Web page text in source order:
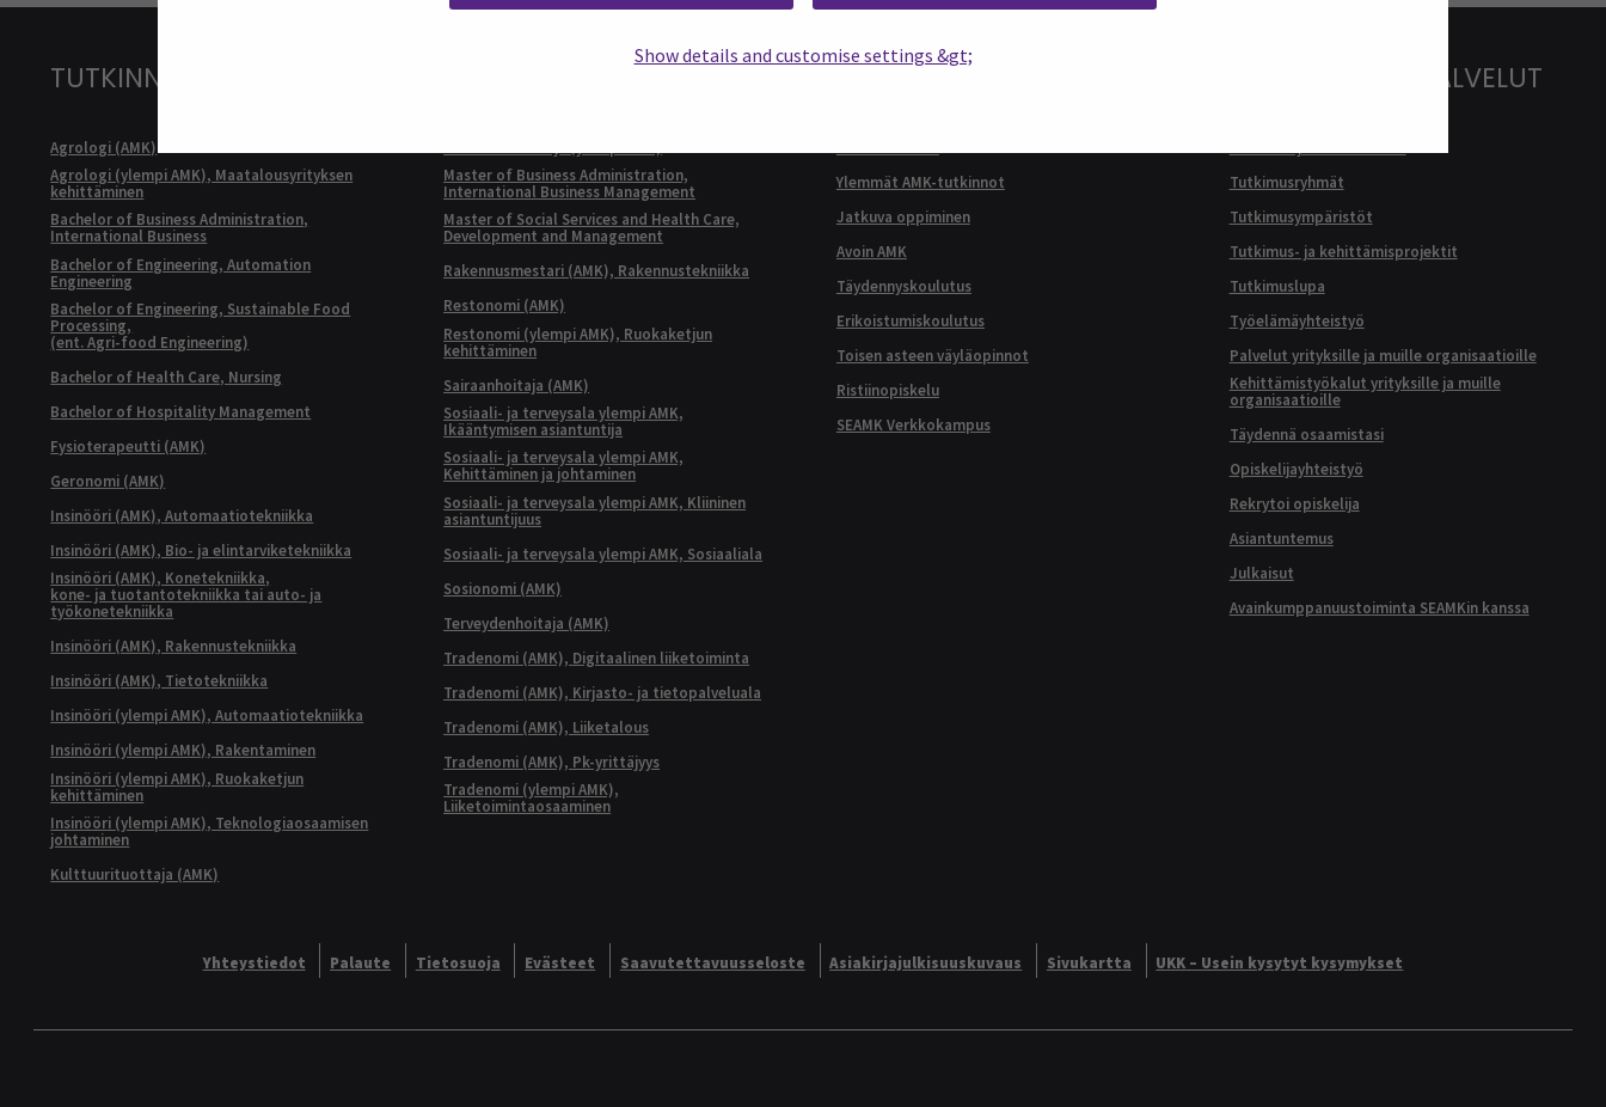
Show details and customise settings &gt;
TUTKINNOT
Agrologi (AMK)
Agrologi (ylempi AMK), Maatalousyrityksen
kehittäminen
Bachelor of Business Administration,
International Business
Bachelor of Engineering, Automation
Engineering
Bachelor of Engineering, Sustainable Food
Processing,
(ent. Agri-food Engineering)
Bachelor of Health Care, Nursing
Bachelor of Hospitality Management
Fysioterapeutti (AMK)
Geronomi (AMK)
Insinööri (AMK), Automaatiotekniikka
Insinööri (AMK), Bio- ja elintarviketekniikka
Insinööri (AMK), Konetekniikka,
kone- ja tuotantotekniikka tai auto- ja
työkonetekniikka
Insinööri (AMK), Rakennustekniikka
Insinööri (AMK), Tietotekniikka
Insinööri (ylempi AMK), Automaatiotekniikka
Insinööri (ylempi AMK), Rakentaminen
Insinööri (ylempi AMK), Ruokaketjun
kehittäminen
Insinööri (ylempi AMK), Teknologiaosaamisen
johtaminen
Kulttuurituottaja (AMK)
Master of Business Administration,
International Business Management
Master of Social Services and Health Care,
Development and Management
Rakennusmestari (AMK), Rakennustekniikka
Restonomi (AMK)
Restonomi (ylempi AMK), Ruokaketjun
kehittäminen
Sairaanhoitaja (AMK)
Sosiaali- ja terveysala ylempi AMK,
Ikääntymisen asiantuntija
Sosiaali- ja terveysala ylempi AMK,
Kehittäminen ja johtaminen
Sosiaali- ja terveysala ylempi AMK, Kliininen
asiantuntijuus
Sosiaali- ja terveysala ylempi AMK, Sosiaaliala
Sosionomi (AMK)
Terveydenhoitaja (AMK)
Tradenomi (AMK), Digitaalinen liiketoiminta
Tradenomi (AMK), Kirjasto- ja tietopalveluala
Tradenomi (AMK), Liiketalous
Tradenomi (AMK), Pk-yrittäjyys
Tradenomi (ylempi AMK),
Liiketoimintaosaaminen
KOULUTUKSET
Ylemmät AMK-tutkinnot
Jatkuva oppiminen
Avoin AMK
Täydennyskoulutus
Erikoistumiskoulutus
Toisen asteen väyläopinnot
Ristiinopiskelu
SEAMK Verkkokampus
TKI- JA YRITYSPALVELUT
Tutkimusryhmät
Tutkimusympäristöt
Tutkimus- ja kehittämisprojektit
Tutkimuslupa
Työelämäyhteistyö
Palvelut yrityksille ja muille organisaatioille
Kehittämistyökalut yrityksille ja muille
organisaatioille
Täydennä osaamistasi
Opiskelijayhteistyö
Rekrytoi opiskelija
Asiantuntemus
Julkaisut
Avainkumppanuustoiminta SEAMKin kanssa
Yhteystiedot Palaute Tietosuoja Evästeet Saavutettavuusseloste Asiakirjajulkisuuskuvaus Sivukartta UKK – Usein kysytyt kysymykset